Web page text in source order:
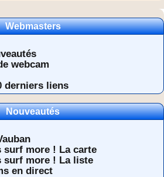
Webmasters
webcam
derniers liens
Nouveautés
surf more ! La carte
surf more ! La liste
en direct